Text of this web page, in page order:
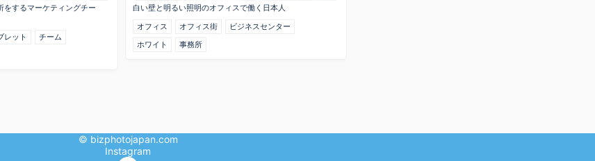
をするマーケティングチー
レット
チーム
白い壁と明るい照明のオフィスで働く日本人
オフィス
オフィス街
ビジネスセンター
ホワイト
事務所
© bizphotojapan.com
Instagram